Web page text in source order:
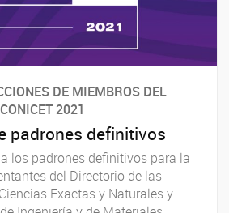
DE MIEMBROS DEL
2021
padrones definitivos
los padrones definitivos para la
del Directorio de las
Exactas y Naturales y